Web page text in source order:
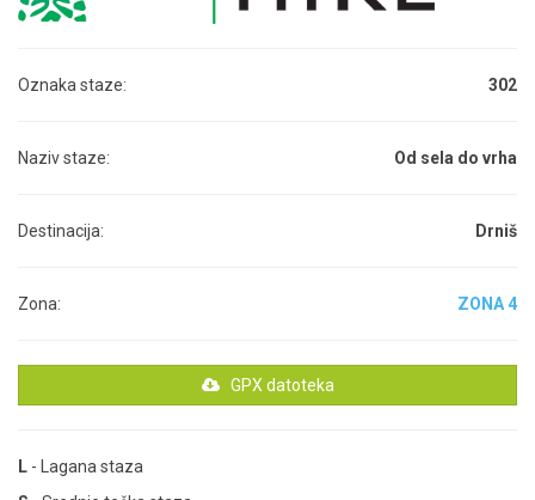
Oznaka staze: 302
Naziv staze: Od sela do vrha
Destinacija: Drniš
Zona: ZONA 4
GPX datoteka
L - Lagana staza